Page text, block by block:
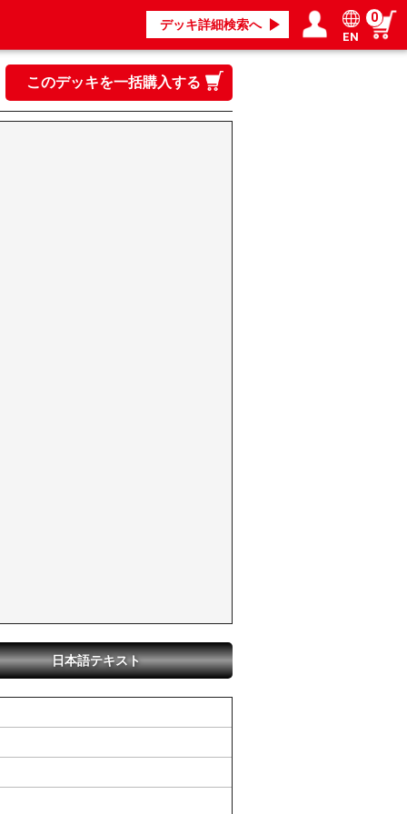
デッキ詳細検索へ
ログイン／会員登録
マイページ
EN
0
このデッキを一括購入する
日本語テキスト